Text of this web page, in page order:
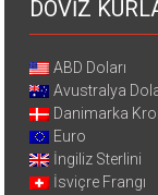
DÖVİZ
ABD Doları
Avustralya
Danimarka
Euro
İngiliz Sterlini
İsviçre Frangı